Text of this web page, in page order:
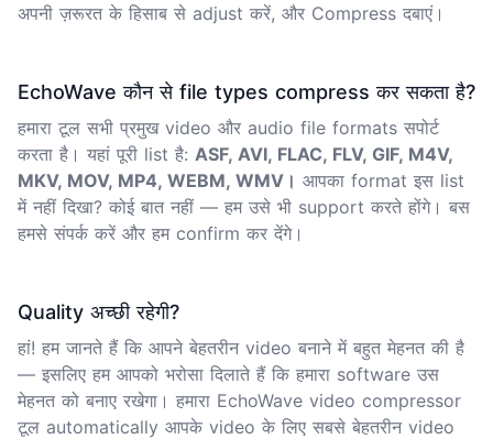
अपनी ज़रूरत के हिसाब से adjust करें, और Compress दबाएं।
EchoWave कौन से file types compress कर सकता है?
हमारा टूल सभी प्रमुख video और audio file formats सपोर्ट
करता है। यहां पूरी list है: ASF, AVI, FLAC, FLV, GIF, M4V,
MKV, MOV, MP4, WEBM, WMV। आपका format इस list
में नहीं दिखा? कोई बात नहीं — हम उसे भी support करते होंगे। बस
हमसे संपर्क करें और हम confirm कर देंगे।
Quality अच्छी रहेगी?
हां! हम जानते हैं कि आपने बेहतरीन video बनाने में बहुत मेहनत की है
— इसलिए हम आपको भरोसा दिलाते हैं कि हमारा software उस
मेहनत को बनाए रखेगा। हमारा EchoWave video compressor
टूल automatically आपके video के लिए सबसे बेहतरीन video